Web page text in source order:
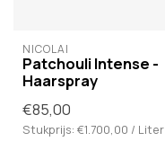
NICOLAÏ
Patchouli Intense -
Haarspray
€85,00
Stukprijs: €1.700,00 / Liter